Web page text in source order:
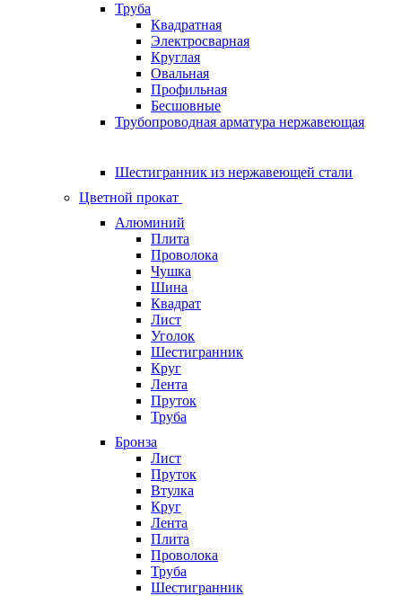
Труба
Квадратная
Электросварная
Круглая
Овальная
Профильная
Бесшовные
Трубопроводная арматура нержавеющая
Шестигранник из нержавеющей стали
Цветной прокат
Алюминий
Плита
Проволока
Чушка
Шина
Квадрат
Лист
Уголок
Шестигранник
Круг
Лента
Пруток
Труба
Бронза
Лист
Пруток
Втулка
Круг
Лента
Плита
Проволока
Труба
Шестигранник